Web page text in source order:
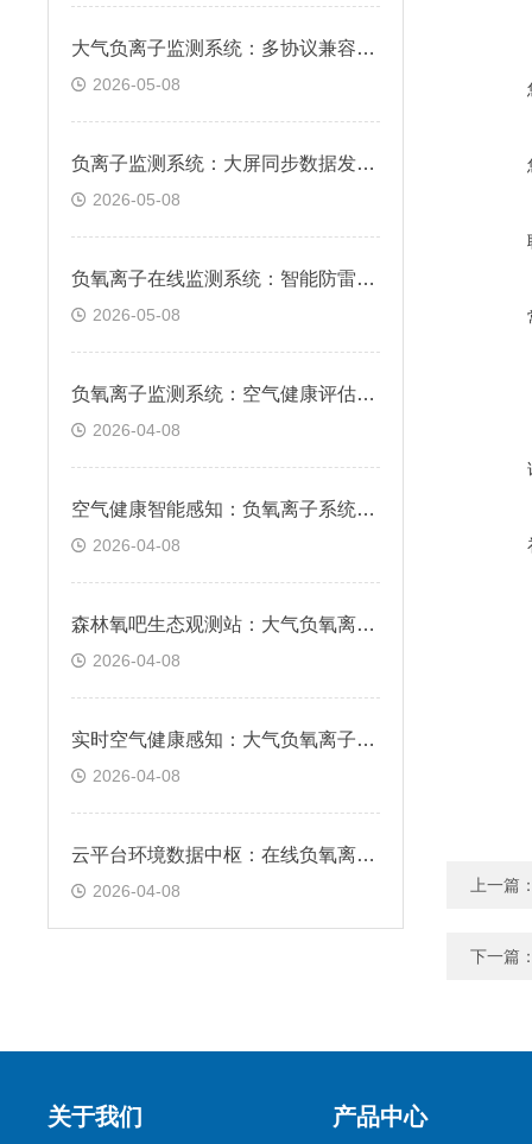
大气负离子监测系统：多协议兼容对接，轻松适配各类监测平台
2026-05-08
负离子监测系统：大屏同步数据发布，生态数值直观公示展示
2026-05-08
负氧离子在线监测系统：智能防雷防潮设计，雷雨高湿环境稳定运行
2026-05-08
负氧离子监测系统：空气健康评估的智能化科学平台
2026-04-08
空气健康智能感知：负氧离子系统，实时监测环境清新度
2026-04-08
森林氧吧生态观测站：大气负氧离子观测系统，支撑康养产业科学发展
2026-04-08
实时空气健康感知：大气负氧离子在线监测系统，全天候动态监测
2026-04-08
云平台环境数据中枢：在线负氧离子监测系统，远程管理实时预警
2026-04-08 上一篇
下一篇
关于我们 产品中心